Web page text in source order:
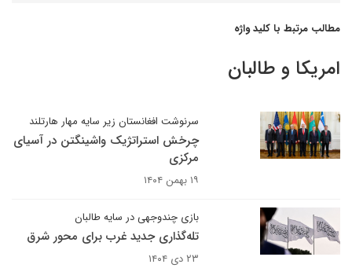
مطالب مرتبط با کلید واژه
امریکا و طالبان
سرنوشت افغانستان زیر سایه مهار هارتلند
چرخش استراتژیک واشینگتن در آسیای
مرکزی
۱۹ بهمن ۱۴۰۴
بازی چندوجهی در سایه طالبان
تله‌گذاری جدید غرب برای محور شرق
۲۳ دی ۱۴۰۴